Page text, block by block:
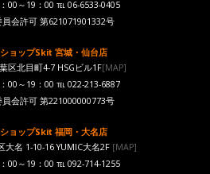
00～19：00 ℡ 06-6533-0405
会許可 第621071901332号
ョップSkit 宮城・仙台店
区北目町4-7 HSGビル1F[MAP]
00～19：00 ℡ 022-213-6887
会許可 第221000000773号
ョップSkit 福岡・大名店
大名 1-10-16 YUMIC大名2F [MAP]
00～19：00 ℡ 092-714-1255